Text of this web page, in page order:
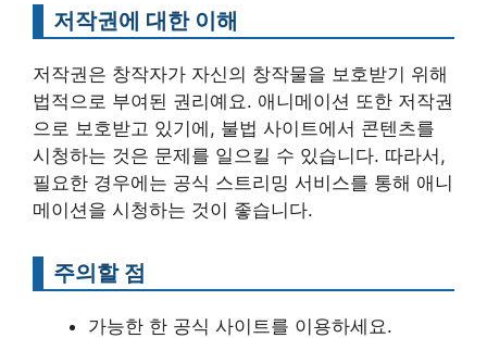
저작권에 대한 이해
저작권은 창작자가 자신의 창작물을 보호받기 위해
법적으로 부여된 권리예요. 애니메이션 또한 저작권
으로 보호받고 있기에, 불법 사이트에서 콘텐츠를
시청하는 것은 문제를 일으킬 수 있습니다. 따라서,
필요한 경우에는 공식 스트리밍 서비스를 통해 애니
메이션을 시청하는 것이 좋습니다.
주의할 점
가능한 한 공식 사이트를 이용하세요.